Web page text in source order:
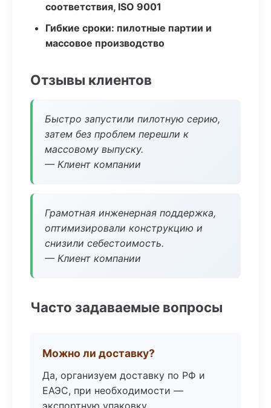
соответствия, ISO 9001
Гибкие сроки: пилотные партии и
массовое производство
Отзывы клиентов
Быстро запустили пилотную серию,
затем без проблем перешли к
массовому выпуску.
— Клиент компании
Грамотная инженерная поддержка,
оптимизировали конструкцию и
снизили себестоимость.
— Клиент компании
Часто задаваемые вопросы
Можно ли доставку?
Да, организуем доставку по РФ и
ЕАЭС, при необходимости —
экспортную упаковку.